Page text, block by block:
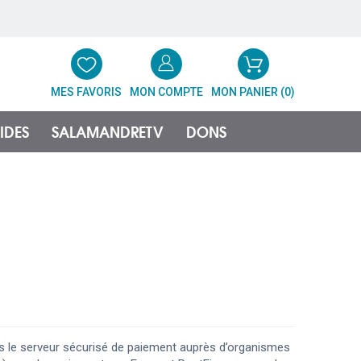
MES FAVORIS MON COMPTE MON PANIER (0)
SALAMANDRETV DONS
serveur sécurisé de paiement auprès d’organismes